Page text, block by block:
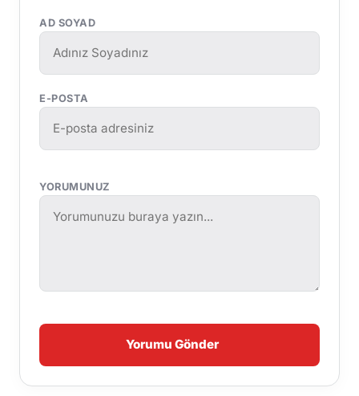
AD SOYAD
E-POSTA
YORUMUNUZ
Yorumu Gönder